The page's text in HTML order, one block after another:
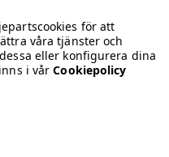
för att
våra tjänster och
eller konfigurera dina
i vårCookiepolicy
brand